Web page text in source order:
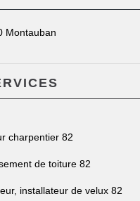
Montauban
charpentier 82
de toiture 82
installateur de velux 82